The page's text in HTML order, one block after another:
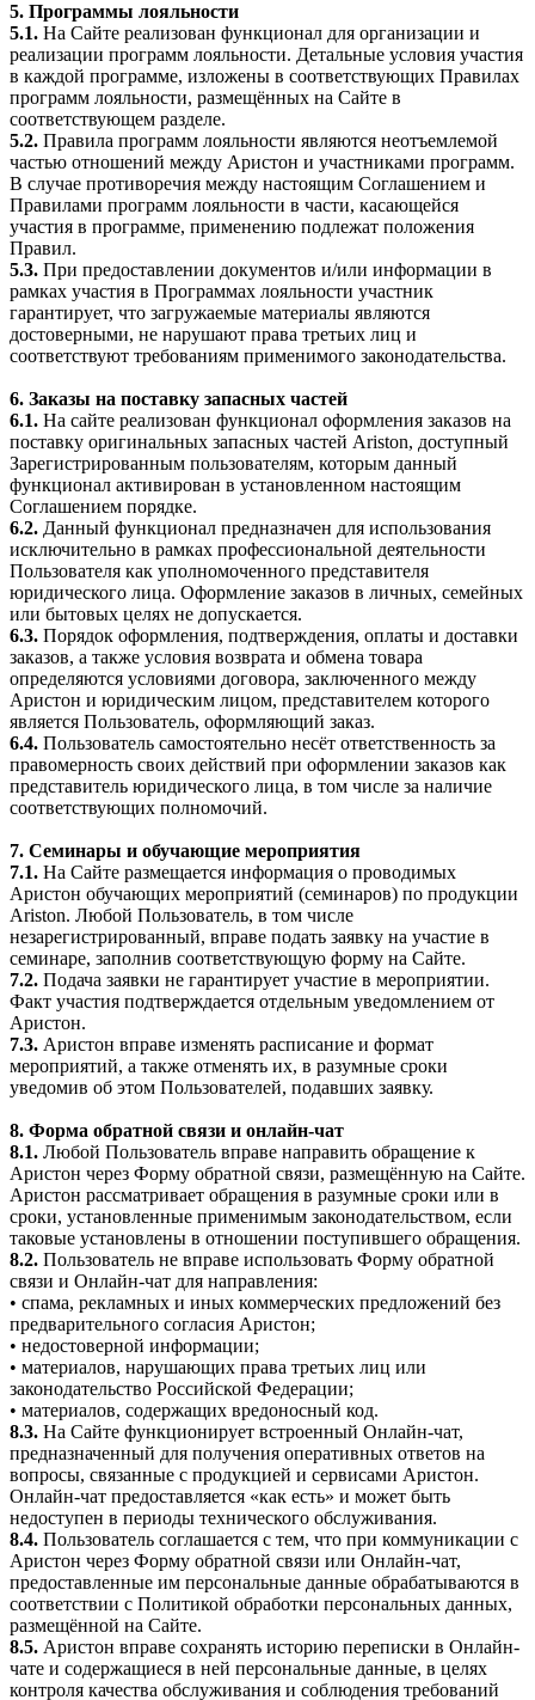
5. Программы лояльности
5.1. На Сайте реализован функционал для организации и
реализации программ лояльности. Детальные условия участия
в каждой программе, изложены в соответствующих Правилах
программ лояльности, размещённых на Сайте в
соответствующем разделе.
5.2. Правила программ лояльности являются неотъемлемой
частью отношений между Аристон и участниками программ.
В случае противоречия между настоящим Соглашением и
Правилами программ лояльности в части, касающейся
участия в программе, применению подлежат положения
Правил.
5.3. При предоставлении документов и/или информации в
рамках участия в Программах лояльности участник
гарантирует, что загружаемые материалы являются
достоверными, не нарушают права третьих лиц и
соответствуют требованиям применимого законодательства.
6. Заказы на поставку запасных частей
6.1. На сайте реализован функционал оформления заказов на
поставку оригинальных запасных частей Ariston, доступный
Зарегистрированным пользователям, которым данный
функционал активирован в установленном настоящим
Соглашением порядке.
6.2. Данный функционал предназначен для использования
исключительно в рамках профессиональной деятельности
Пользователя как уполномоченного представителя
юридического лица. Оформление заказов в личных, семейных
или бытовых целях не допускается.
6.3. Порядок оформления, подтверждения, оплаты и доставки
заказов, а также условия возврата и обмена товара
определяются условиями договора, заключенного между
Аристон и юридическим лицом, представителем которого
является Пользователь, оформляющий заказ.
6.4. Пользователь самостоятельно несёт ответственность за
правомерность своих действий при оформлении заказов как
представитель юридического лица, в том числе за наличие
соответствующих полномочий.
7. Семинары и обучающие мероприятия
7.1. На Сайте размещается информация о проводимых
Аристон обучающих мероприятий (семинаров) по продукции
Ariston. Любой Пользователь, в том числе
незарегистрированный, вправе подать заявку на участие в
семинаре, заполнив соответствующую форму на Сайте.
7.2. Подача заявки не гарантирует участие в мероприятии.
Факт участия подтверждается отдельным уведомлением от
Аристон.
7.3. Аристон вправе изменять расписание и формат
мероприятий, а также отменять их, в разумные сроки
уведомив об этом Пользователей, подавших заявку.
8. Форма обратной связи и онлайн-чат
8.1. Любой Пользователь вправе направить обращение к
Аристон через Форму обратной связи, размещённую на Сайте.
Аристон рассматривает обращения в разумные сроки или в
сроки, установленные применимым законодательством, если
таковые установлены в отношении поступившего обращения.
8.2. Пользователь не вправе использовать Форму обратной
связи и Онлайн-чат для направления:
• спама, рекламных и иных коммерческих предложений без
предварительного согласия Аристон;
• недостоверной информации;
• материалов, нарушающих права третьих лиц или
законодательство Российской Федерации;
• материалов, содержащих вредоносный код.
8.3. На Сайте функционирует встроенный Онлайн-чат,
предназначенный для получения оперативных ответов на
вопросы, связанные с продукцией и сервисами Аристон.
Онлайн-чат предоставляется «как есть» и может быть
недоступен в периоды технического обслуживания.
8.4. Пользователь соглашается с тем, что при коммуникации с
Аристон через Форму обратной связи или Онлайн-чат,
предоставленные им персональные данные обрабатываются в
соответствии с Политикой обработки персональных данных,
размещённой на Сайте.
8.5. Аристон вправе сохранять историю переписки в Онлайн-
чате и содержащиеся в ней персональные данные, в целях
контроля качества обслуживания и соблюдения требований